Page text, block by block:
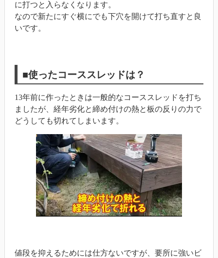
に打つと入らなくなります。
なので新たにすぐ横にでも下穴を開けて打ち直すと良
いです。
■使ったコーススレッドは？
13年前に作ったときは一般的なコーススレッドを打ち
ましたが、経年劣化と締め付けの熱と板の反りの力で
どうしても切れてしまいます。
値段を抑えるためには仕方ないですが、要所に強いビ